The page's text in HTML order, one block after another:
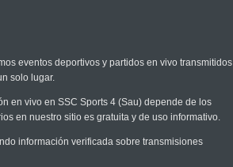
eventos deportivos y partidos en vivo transmitidos
solo lugar.
en vivo en SSC Sports 4 (Sau) depende de los
en nuestro sitio es gratuita y de uso informativo.
información verificada sobre transmisiones